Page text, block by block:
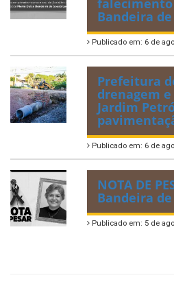
falecimento
Bandeira de
Publicado em: 6 de
Prefeitura
drenagem
Jardim
Publicado em: 6 de
NOTA DE
Bandeira de
Publicado em: 5 de